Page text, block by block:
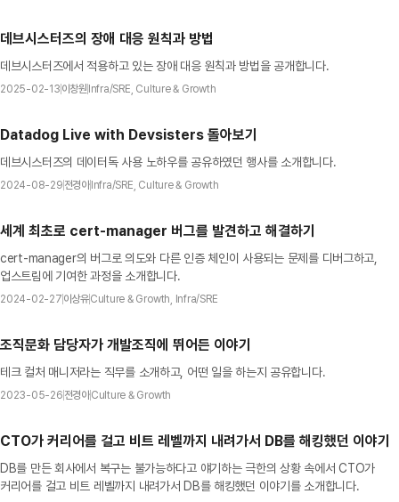
데브시스터즈의 장애 대응 원칙과 방법
데브시스터즈에서 적용하고 있는 장애 대응 원칙과 방법을 공개합니다.
2025-02-13 이창원 Infra/SRE, Culture & Growth
Datadog Live with Devsisters 돌아보기
데브시스터즈의 데이터독 사용 노하우를 공유하였던 행사를 소개합니다.
2024-08-29 전경아 Infra/SRE, Culture & Growth
세계 최초로 cert-manager 버그를 발견하고 해결하기
cert-manager의 버그로 의도와 다른 인증 체인이 사용되는 문제를 디버그하고,
업스트림에 기여한 과정을 소개합니다.
2024-02-27 이상유Culture & Growth, Infra/SRE
조직문화 담당자가 개발조직에 뛰어든 이야기
테크 컬처 매니저라는 직무를 소개하고, 어떤 일을 하는지 공유합니다.
2023-05-26 전경아Culture & Growth
CTO가 커리어를 걸고 비트 레벨까지 내려가서 DB를 해킹했던 이야기
DB를 만든 회사에서 복구는 불가능하다고 얘기하는 극한의 상황 속에서 CTO가
커리어를 걸고 비트 레벨까지 내려가서 DB를 해킹했던 이야기를 소개합니다.